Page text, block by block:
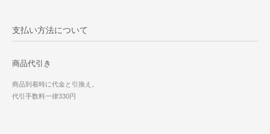
支払い方法について
商品代引き
商品到着時に代金と引換え。
代引手数料一律330円